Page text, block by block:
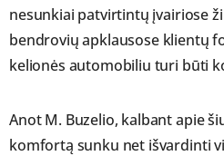
nesunkiai patvirtintų įvairiose
bendrovių apklausose klientų
kelionės automobiliu turi būti
Anot M. Buzelio, kalbant apie
komfortą sunku net išvardinti